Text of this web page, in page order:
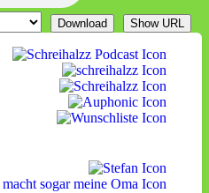
Download Show URL